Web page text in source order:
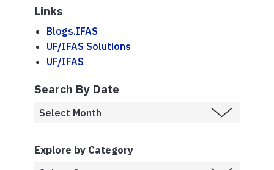
Links
Blogs.IFAS
UF/IFAS Solutions
UF/IFAS
Search By Date
Explore by Category